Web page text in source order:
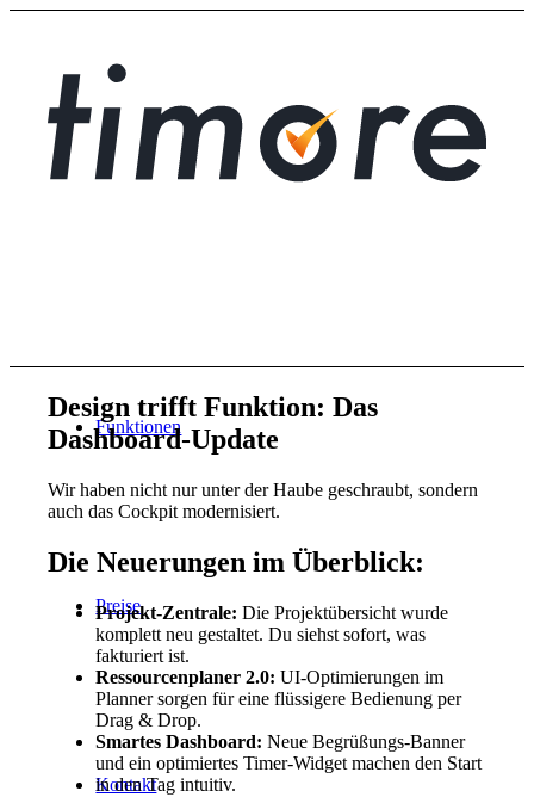
Funktionen
Preise
Kontakt
Design trifft Funktion: Das
Dashboard-Update
Wir haben nicht nur unter der Haube geschraubt, sondern
auch das Cockpit modernisiert.
Die Neuerungen im Überblick:
Projekt-Zentrale: Die Projektübersicht wurde
komplett neu gestaltet. Du siehst sofort, was
fakturiert ist.
Ressourcenplaner 2.0: UI-Optimierungen im
Planner sorgen für eine flüssigere Bedienung per
Drag & Drop.
Smartes Dashboard: Neue Begrüßungs-Banner
und ein optimiertes Timer-Widget machen den Start
in den Tag intuitiv.